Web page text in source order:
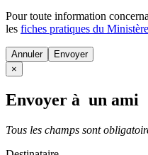
Pour toute information
les fiches pratiques du
Annuler
×
Envoyer à un ami
Tous les champs sont